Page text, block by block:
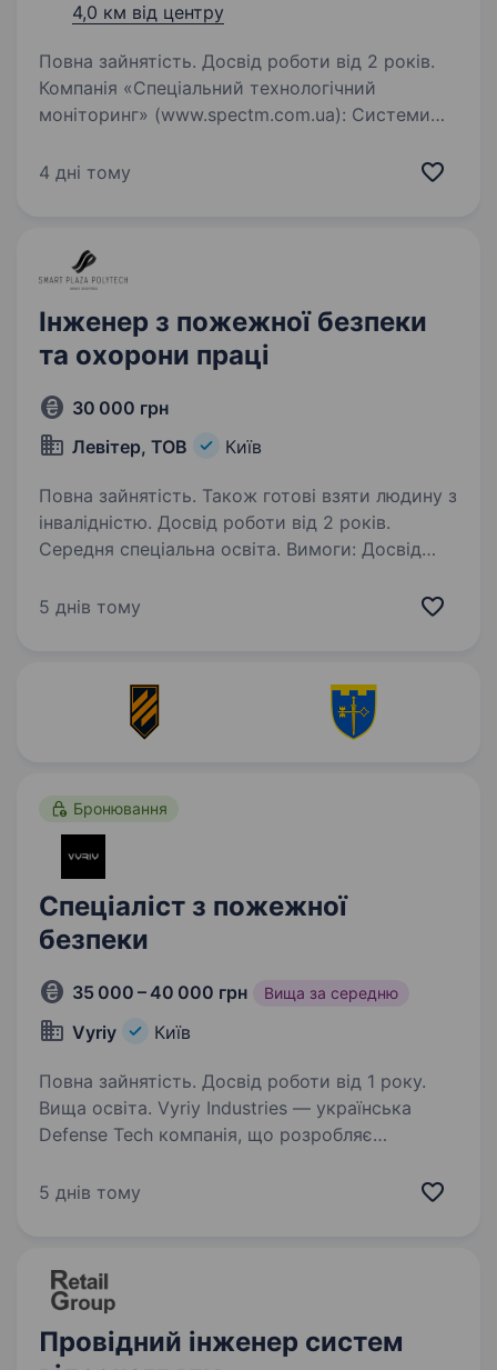
4,0 км від центру
Повна зайнятість. Досвід роботи від 2 років.
Компанія «Спеціальний технологічний
моніторинг» (www.spectm.com.ua): Системи
Комплексні системи безпеки, Системи
4 дні тому
Інженер з пожежної безпеки
та охорони праці
30 000 грн
Левітер, ТОВ
Київ
Повна зайнятість. Також готові взяти людину з
інвалідністю. Досвід роботи від 2 років.
Середня спеціальна освіта. Вимоги: Досвід
Умови роботи: Пн-Пт з 9:00 до 18:00
об'єктів первинними засобами
пожежогасіння…
5 днів тому
Бронювання
Спеціаліст з пожежної
безпеки
35 000 – 40 000 грн Вища за середню
Vyriy Київ
Повна зайнятість. Досвід роботи від 1 року.
Вища освіта. Vyriy Industries — українська
Defense Tech компанія, що розробляє
роботи в реальних бойових умовах для понад
5 днів тому
Провідний інженер систем